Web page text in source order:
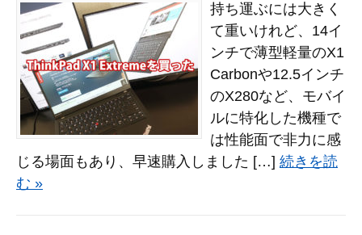
持ち運ぶには大きく
て重いけれど、14イ
ンチで薄型軽量のX1
Carbonや12.5インチ
のX280など、モバイ
ルに特化した機種で
は性能面で非力に感
じる場面もあり、早速購入しました […] 続きを読
む »